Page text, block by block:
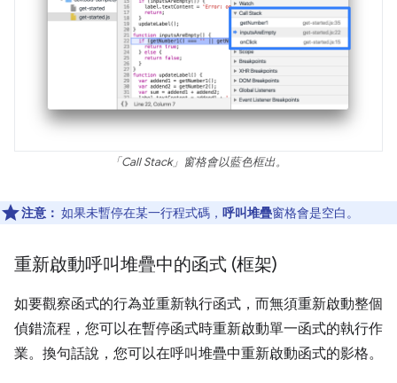
「Call Stack」 窗格會以藍色框出。
注意： 如果未暫停在某一行程式碼， 呼叫堆疊窗格會是空白。
重新啟動呼叫堆疊中的函式 (框架)
如要觀察函式的行為並重新執行函式，而無須重新啟動整個
偵錯流程，您可以在暫停函式時重新啟動單一函式的執行作
業。換句話說，您可以在呼叫堆疊中重新啟動函式的影格。